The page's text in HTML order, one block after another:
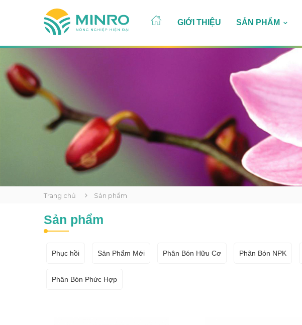
GIỚI THIỆU SẢN PHẨM
Trang chủ Sản phẩm
Sản phẩm
Phục hồi Sản Phẩm Mới Phân Bón Hữu Cơ Phân Bón NPK
Phân Bón Phức Hợp